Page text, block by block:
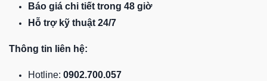
Báo giá chi tiết trong 48 giờ
Hỗ trợ kỹ thuật 24/7
Thông tin liên hệ:
Hotline: 0902.700.057